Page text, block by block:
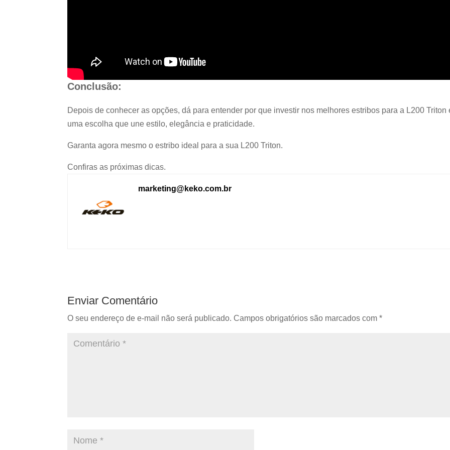
Conclusão:
Depois de conhecer as opções, dá para entender por que investir nos melhores estribos para a L200 Triton
uma escolha que une estilo, elegância e praticidade.
Garanta agora mesmo o estribo ideal para a sua L200 Triton.
Confiras as próximas dicas.
marketing@keko.com.br
Enviar Comentário
O seu endereço de e-mail não será publicado. Campos obrigatórios são marcados com*